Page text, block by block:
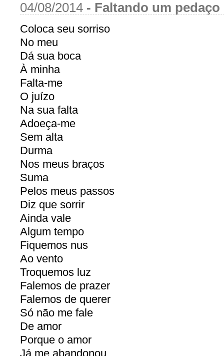
04/08/2014 - Faltando um pedaço
Coloca seu sorriso
No meu
Dá sua boca
À minha
Falta-me
O juízo
Na sua falta
Adoeça-me
Sem alta
Durma
Nos meus braços
Suma
Pelos meus passos
Diz que sorrir
Ainda vale
Algum tempo
Fiquemos nus
Ao vento
Troquemos luz
Falemos de prazer
Falemos de querer
Só não me fale
De amor
Porque o amor
Já me abandonou